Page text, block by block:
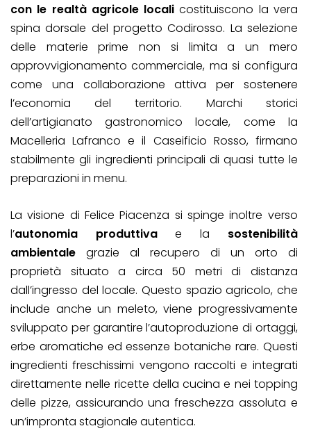
con le realtà agricole locali costituiscono la vera
spina dorsale del progetto Codirosso. La selezione
delle materie prime non si limita a un mero
approvvigionamento commerciale, ma si configura
come una collaborazione attiva per sostenere
l’economia del territorio. Marchi storici
dell’artigianato gastronomico locale, come la
Macelleria Lafranco e il Caseificio Rosso, firmano
stabilmente gli ingredienti principali di quasi tutte le
preparazioni in menu.
La visione di Felice Piacenza si spinge inoltre verso
l’autonomia produttivae la sostenibilità
ambientale grazie al recupero di un orto di
proprietà situato a circa 50 metri di distanza
dall’ingresso del locale. Questo spazio agricolo, che
include anche un meleto, viene progressivamente
sviluppato per garantire l’autoproduzione di ortaggi,
erbe aromatiche ed essenze botaniche rare. Questi
ingredienti freschissimi vengono raccolti e integrati
direttamente nelle ricette della cucina e nei topping
delle pizze, assicurando una freschezza assoluta e
un’impronta stagionale autentica.